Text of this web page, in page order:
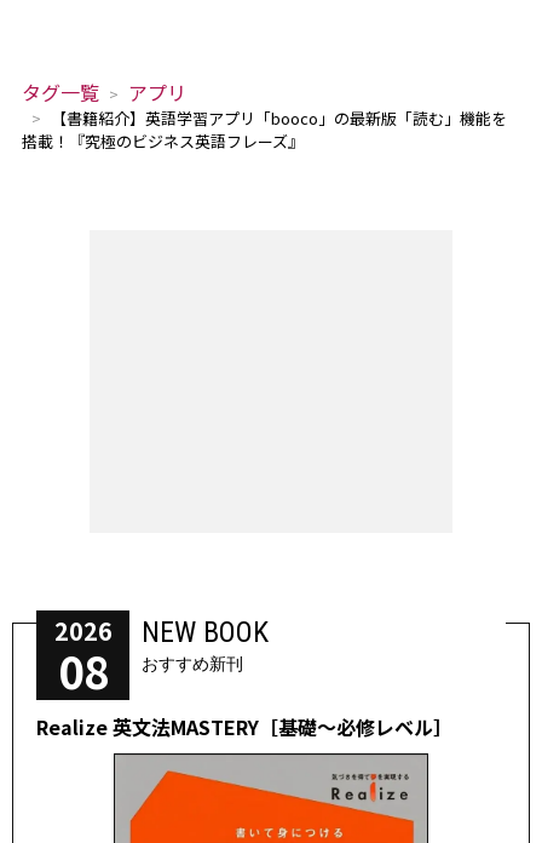
タグ一覧 アプリ
【書籍紹介】英語学習アプリ「booco」の最新版「読む」機能を
搭載！『究極のビジネス英語フレーズ』
2026
08
NEW BOOK
おすすめ新刊
Realize 英文法MASTERY［基礎～必修レベル］